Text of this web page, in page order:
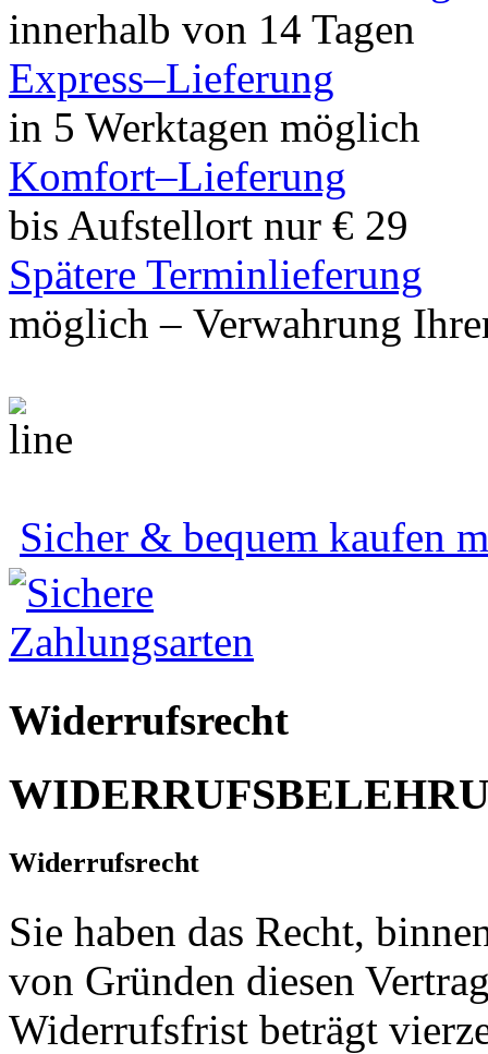
innerhalb von 14 Tagen
Express–Lieferung
in 5 Werktagen möglich
Komfort–Lieferung
bis Aufstellort nur € 29
Spätere Terminlieferung
möglich – Verwahrung
Sicher & bequem kaufen
Widerrufsrecht
Widerrufsrecht
Sie haben das Recht,
von Gründen diesen
Widerrufsfrist beträgt